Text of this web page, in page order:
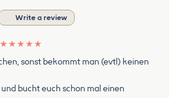
Write a review
★ ★ ★ ★ ★
sonst bekommt man (evtl) keinen
bucht euch schon mal einen